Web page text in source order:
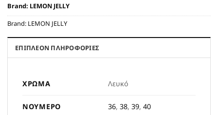
Brand: LEMON JELLY
Brand: LEMON JELLY
ΕΠΙΠΛΈΟΝ ΠΛΗΡΟΦΟΡΊΕΣ
ΧΡΏΜΑ Λευκό
ΝΟΎΜΕΡΟ 36,38,39,40